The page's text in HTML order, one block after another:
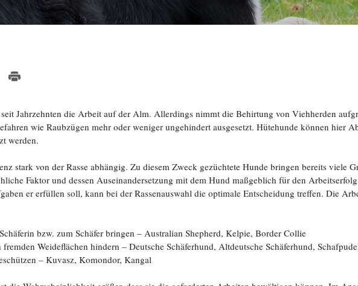
Jahrzehnten die Arbeit auf der Alm. Allerdings nimmt die Behirtung von Viehherden
wie Raubzügen mehr oder weniger ungehindert ausgesetzt. Hütehunde können hier
werden.
stark von der Rasse abhängig. Zu diesem Zweck gezüchtete Hunde bringen bereits viele
Faktor und dessen Auseinandersetzung mit dem Hund maßgeblich für den
er erfüllen soll, kann bei der Rassenauswahl die optimale Entscheidung treffen. Die
bzw. zum Schäfer bringen – Australian Shepherd, Kelpie, Border Collie
fremden Weideflächen hindern – Deutsche Schäferhund, Altdeutsche Schäferhund,
– Kuvasz, Komondor, Kangal